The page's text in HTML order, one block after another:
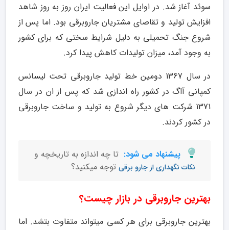
سوئد آغاز شد. در اوایل این فعالیت ایران روز به روز شاهد
افزایش تولید و تقاصای مشتریان جاروبرقی بود. اما پس از
شروع جنگ تحمیلی به دلیل شرایط سختی که برای کشور
به وجود آمد، میزان تولیدات کاهش پیدا کرد.
در سال 1367 دومین خط تولید جاروبرقی تحت لیسانس
کمپانی آاگ در کشور راه اندازی شد که پس از ان در سال
1371 شرکت های دیگر شروع به تولید و ساخت جاروبرقی
در کشور کردند.
پیشنهاد می شود: تا چه اندازه به تاریخچه و
نکات نگهداری از جارو برقی توجه میکنید؟
بهترین جاروبرقی در بازار چیست؟
بهترین جاروبرقی برای هر کسی میتواند متفاوت بتشد. اما